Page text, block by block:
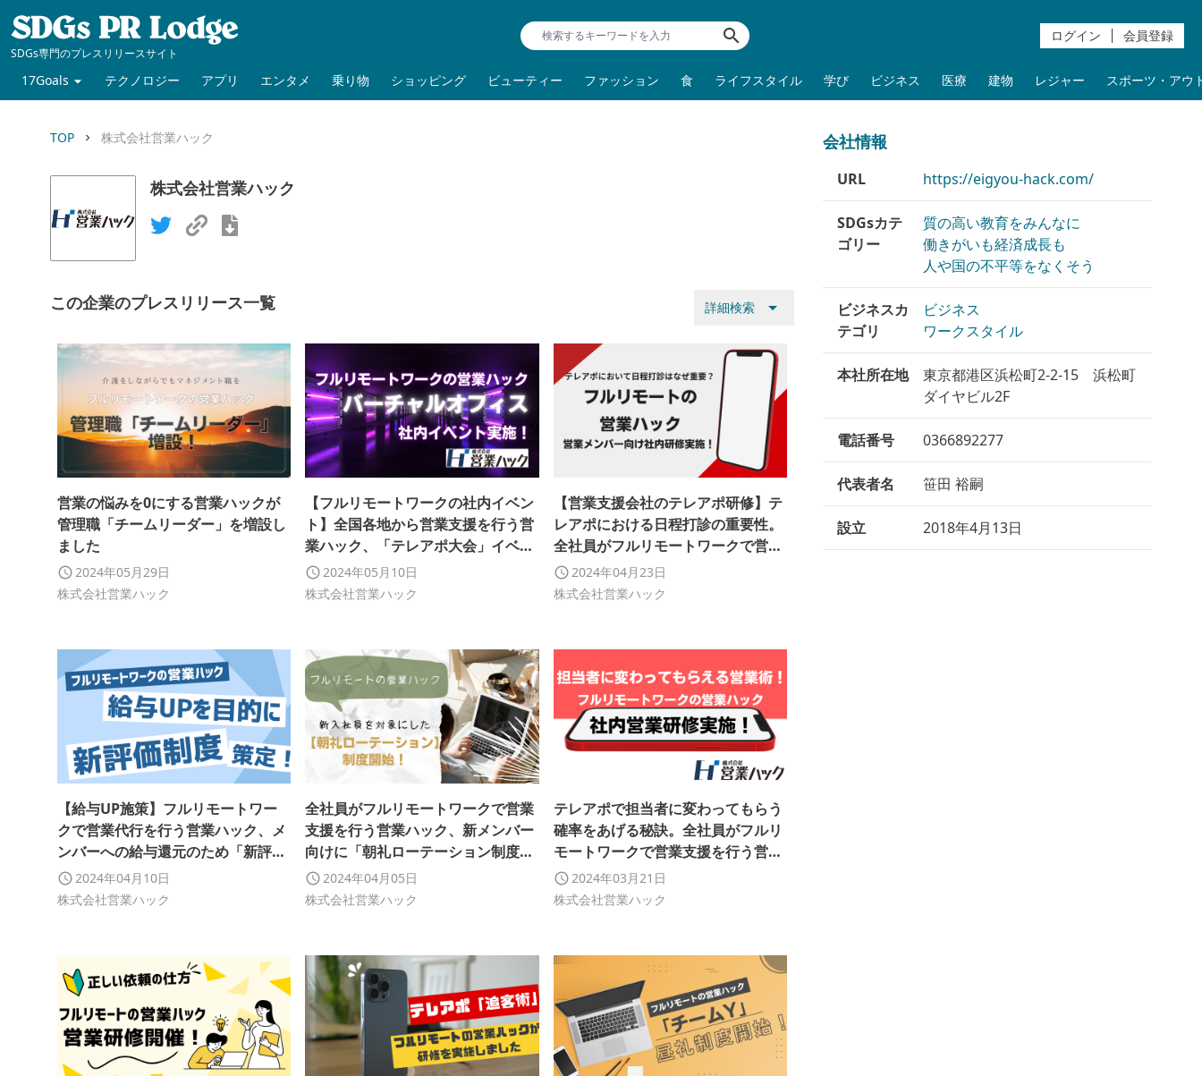
SDGs専門のプレスリリースサイト
search ログイン 会員登録
17Goals テクノロジー アプリ エンタメ 乗り物 ショッピング ビューティー ファッション 食 ライフスタイル 学び ビジネス 医療 建物 レジャー スポーツ・アウ
TOP keyboard_arrow_right 株式会社営業ハック
株式会社営業ハック
この企業のプレスリリース一覧 詳細検索 arrow_drop_down
営業の悩みを0にする営業ハックが
管理職「チームリーダー」を増設し
ました
2024年05月29日
株式会社営業ハック
【フルリモートワークの社内イベン
ト】全国各地から営業支援を行う営
業ハック、「テレアポ大会」イベン
トをバーチャルオフィスにて開催し
ました
2024年05月10日
株式会社営業ハック
【営業支援会社のテレアポ研修】テ
レアポにおける日程打診の重要性。
全社員がフルリモートワークで営業
支援を行う営業ハックがメンバー向
けに社内研修を実施！【研修レポー
2024年04月23日
株式会社営業ハック
【給与UP施策】フルリモートワー
クで営業代行を行う営業ハック、メ
ンバーへの給与還元のため「新評価
制度」を策定しました
2024年04月10日
株式会社営業ハック
全社員がフルリモートワークで営業
支援を行う営業ハック、新メンバー
向けに「朝礼ローテーション制度」
を導入しました
2024年04月05日
株式会社営業ハック
テレアポで担当者に変わってもらう
確率をあげる秘訣。全社員がフルリ
モートワークで営業支援を行う営業
ハックがメンバー向け社内研修実
施！【研修レポート】
2024年03月21日
株式会社営業ハック
会社情報
URL https://eigyou-hack.com/
SDGsカテ
ゴリー
質の高い教育をみんなに
働きがいも経済成長も
人や国の不平等をなくそう
ビジネスカ
テゴリ
ビジネス
ワークスタイル
本社所在地
東京都港区浜松町2-2-15 浜松町
ダイヤビル2F
電話番号 0366892277
代表者名 笹田 裕嗣
設立 2018年4月13日